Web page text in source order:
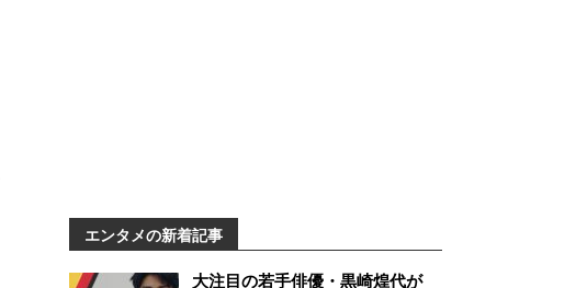
エンタメの新着記事
大注目の若手俳優・黒崎煌代が